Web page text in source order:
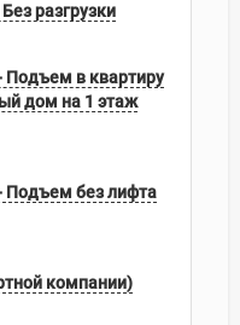
разгрузки
Подъем в квартиру
дом на 1 этаж
Подъем без лифта
компании)